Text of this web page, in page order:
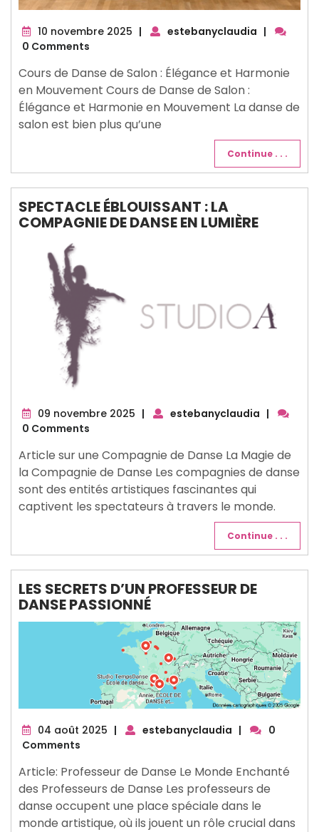
10 novembre 2025 10| estebanyclaudia |
0 Comments
Cours de Danse de Salon : Élégance et Harmonie
en Mouvement Cours de Danse de Salon :
Élégance et Harmonie en Mouvement La danse de
salon est bien plus qu’une
Continue . . .
SPECTACLE ÉBLOUISSANT : LA
COMPAGNIE DE DANSE EN LUMIÈRE
09 novembre 2025 09
| estebanyclaudia |
0 Comments
Article sur une Compagnie de Danse La Magie de
la Compagnie de Danse Les compagnies de danse
sont des entités artistiques fascinantes qui
captivent les spectateurs à travers le monde.
Continue . . .
LES SECRETS D’UN PROFESSEUR DE
DANSE PASSIONNÉ
04 août 2025 04
| estebanyclaudia |
0
Comments
Article: Professeur de Danse Le Monde Enchanté
des Professeurs de Danse Les professeurs de
danse occupent une place spéciale dans le
monde artistique, où ils jouent un rôle crucial dans